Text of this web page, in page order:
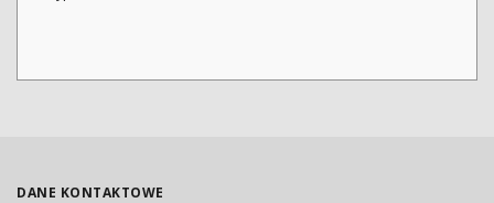
DANE KONTAKTOWE